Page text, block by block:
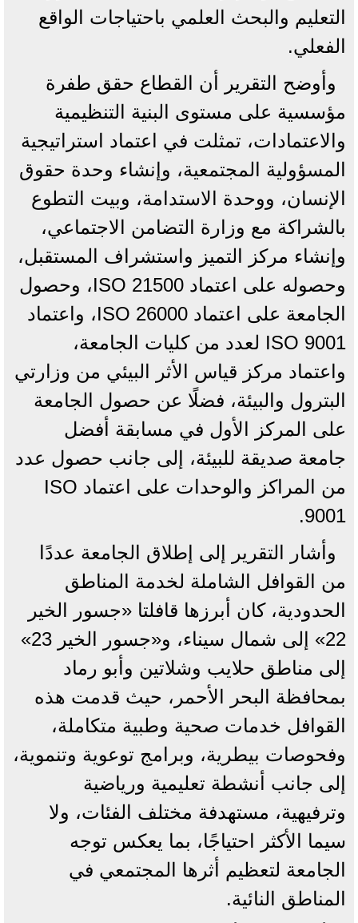
التعليم والبحث العلمي باحتياجات الواقع
الفعلي.
وأوضح التقرير أن القطاع حقق طفرة
مؤسسية على مستوى البنية التنظيمية
والاعتمادات، تمثلت في اعتماد استراتيجية
المسؤولية المجتمعية، وإنشاء وحدة حقوق
الإنسان، ووحدة الاستدامة، وبيت التطوع
بالشراكة مع وزارة التضامن الاجتماعي،
وإنشاء مركز التميز واستشراف المستقبل،
وحصوله على اعتماد ISO 21500، وحصول
الجامعة على اعتماد ISO 26000، واعتماد
ISO 9001 لعدد من كليات الجامعة،
واعتماد مركز قياس الأثر البيئي من وزارتي
البترول والبيئة، فضلًا عن حصول الجامعة
على المركز الأول في مسابقة أفضل
جامعة صديقة للبيئة، إلى جانب حصول عدد
من المراكز والوحدات على اعتماد ISO
9001.
وأشار التقرير إلى إطلاق الجامعة عددًا
من القوافل الشاملة لخدمة المناطق
الحدودية، كان أبرزها قافلتا «جسور الخير
22» إلى شمال سيناء، و«جسور الخير 23»
إلى مناطق حلايب وشلاتين وأبو رماد
بمحافظة البحر الأحمر، حيث قدمت هذه
القوافل خدمات صحية وطبية متكاملة،
وفحوصات بيطرية، وبرامج توعوية وتنموية،
إلى جانب أنشطة تعليمية ورياضية
وترفيهية، مستهدفة مختلف الفئات، ولا
سيما الأكثر احتياجًا، بما يعكس توجه
الجامعة لتعظيم أثرها المجتمعي في
المناطق النائية.